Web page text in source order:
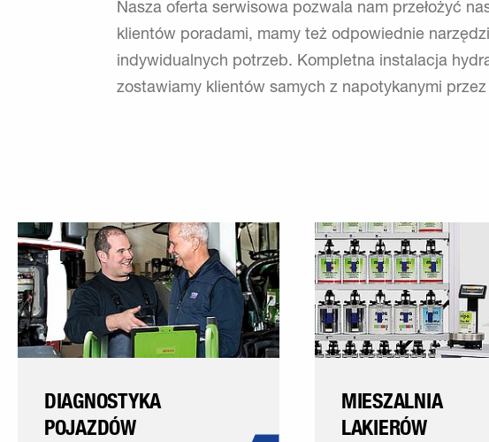
Nasza oferta serwisowa pozwala nam przełożyć
klientów poradami, mamy też odpowiednie
indywidualnych potrzeb. Kompletna instalacja
zostawiamy klientów samych z napotykanymi
DIAGNOSTYKA
POJAZDÓW
MIESZALNIA
LAKIERÓW